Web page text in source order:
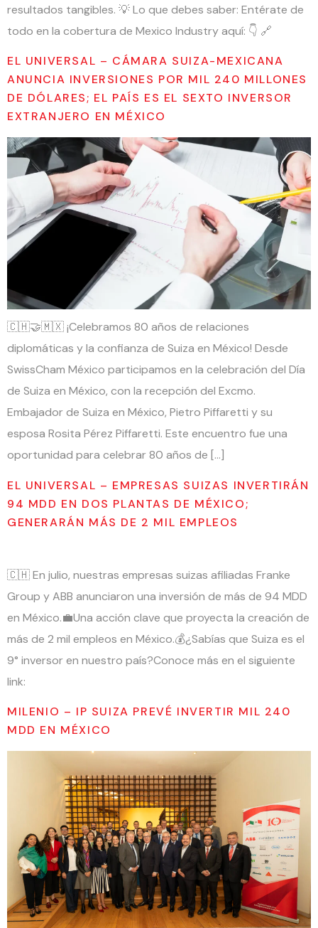
resultados tangibles. 💡 Lo que debes saber: Entérate de
todo en la cobertura de Mexico Industry aquí: 👇 🔗
EL UNIVERSAL – CÁMARA SUIZA-MEXICANA
ANUNCIA INVERSIONES POR MIL 240 MILLONES
DE DÓLARES; EL PAÍS ES EL SEXTO INVERSOR
EXTRANJERO EN MÉXICO
🇨🇭🤝🇲🇽 ¡Celebramos 80 años de relaciones
diplomáticas y la confianza de Suiza en México! Desde
SwissCham México participamos en la celebración del Día
de Suiza en México, con la recepción del Excmo.
Embajador de Suiza en México, Pietro Piffaretti y su
esposa Rosita Pérez Piffaretti. Este encuentro fue una
oportunidad para celebrar 80 años de […]
EL UNIVERSAL – EMPRESAS SUIZAS INVERTIRÁN
94 MDD EN DOS PLANTAS DE MÉXICO;
GENERARÁN MÁS DE 2 MIL EMPLEOS
🇨🇭 En julio, nuestras empresas suizas afiliadas Franke
Group y ABB anunciaron una inversión de más de 94 MDD
en México.💼Una acción clave que proyecta la creación de
más de 2 mil empleos en México.💰¿Sabías que Suiza es el
9° inversor en nuestro país?Conoce más en el siguiente
link:
MILENIO – IP SUIZA PREVÉ INVERTIR MIL 240
MDD EN MÉXICO